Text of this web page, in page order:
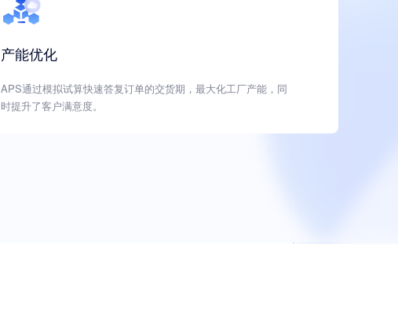
产能优化
APS通过模拟试算快速答复订单的交货期，最大化工厂产能，同
时提升了客户满意度。